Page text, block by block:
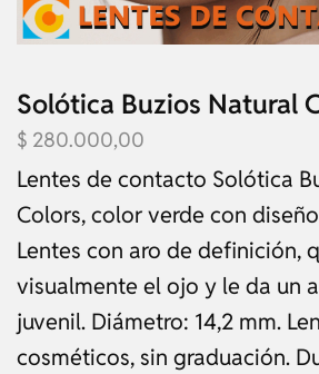
Solótica Buzios Natural
$ 280.000,00
Lentes de contacto Solótica
Colors, color verde con
Lentes con aro de definición,
visualmente el ojo y le da un
juvenil. Diámetro: 14,2 mm.
cosméticos, sin graduación.